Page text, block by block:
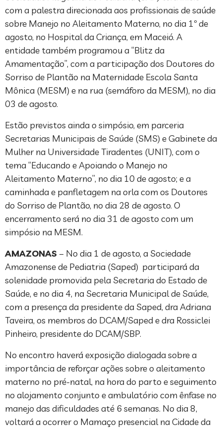
com a palestra direcionada aos profissionais de saúde
sobre Manejo no Aleitamento Materno, no dia 1º de
agosto, no Hospital da Criança, em Maceió. A
entidade também programou a “Blitz da
Amamentação”, com a participação dos Doutores do
Sorriso de Plantão na Maternidade Escola Santa
Mônica (MESM) e na rua (semáforo da MESM), no dia
03 de agosto.
Estão previstos ainda o simpósio, em parceria
Secretarias Municipais de Saúde (SMS) e Gabinete da
Mulher na Universidade Tiradentes (UNIT), com o
tema “Educando e Apoiando o Manejo no
Aleitamento Materno”, no dia 10 de agosto; e a
caminhada e panfletagem na orla com os Doutores
do Sorriso de Plantão, no dia 28 de agosto. O
encerramento será no dia 31 de agosto com um
simpósio na MESM.
AMAZONAS – No dia 1 de agosto, a Sociedade
Amazonense de Pediatria (Saped) participará da
solenidade promovida pela Secretaria do Estado de
Saúde, e no dia 4, na Secretaria Municipal de Saúde,
com a presença da presidente da Saped, dra Adriana
Taveira, os membros do DCAM/Saped e dra Rossiclei
Pinheiro, presidente do DCAM/SBP.
No encontro haverá exposição dialogada sobre a
importância de reforçar ações sobre o aleitamento
materno no pré-natal, na hora do parto e seguimento
no alojamento conjunto e ambulatório com ênfase no
manejo das dificuldades até 6 semanas. No dia 8,
voltará a ocorrer o Mamaço presencial na Cidade da